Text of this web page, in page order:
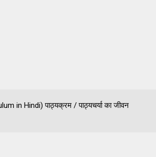
in Hindi) पाठ्यक्रम / पाठ्यचर्या का जीवन